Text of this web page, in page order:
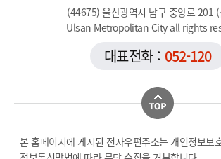
(44675) 울산광역시 남구 중앙로 201
Ulsan Metropolitan City all rights
대표전화 : 052-120
본 홈페이지에 게시된 전자우편주소는 개인정보보